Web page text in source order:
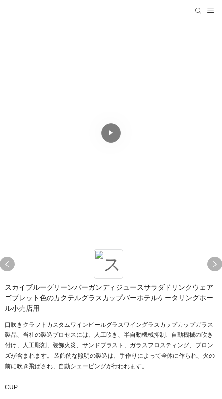
スカイブルーグリーンバーガンディジュースサラダドリンクウェア
ゴブレット色のカクテルグラスカップバーホテルケータリングホー
ル小売店用
口吹きクラフトカスタムワインビールグラスワイングラスカップカップガラス
製品、当社の製造プロセスには、人工吹き、半自動機械抑制、自動機械の吹き
付け、人工彫刻、装飾火災、サンドブラスト、ガラスフロスティング、ブロン
ズが含まれます。 装飾的な照明の製造は、手作りによって全体に作られ、火の
前に吹き飛ばされ、自動シェーピングが行われます。
CUP